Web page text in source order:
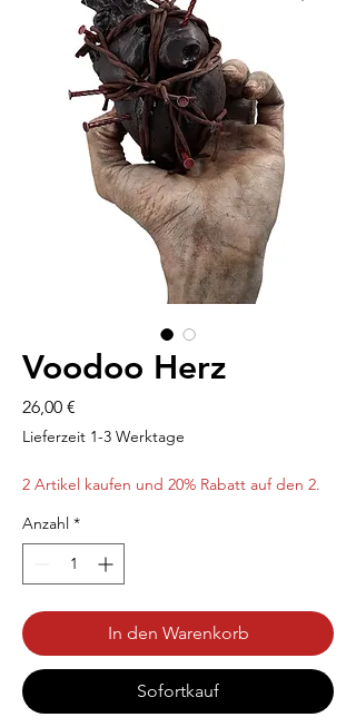
Voodoo Herz
26,00 €
Lieferzeit 1-3 Werktage
2 Artikel kaufen und 20% Rabatt auf den 2.
Anzahl *
In den Warenkorb
Sofortkauf